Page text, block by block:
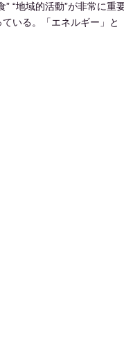
“地域的活動”が非常に重
いる。「エネルギー」と